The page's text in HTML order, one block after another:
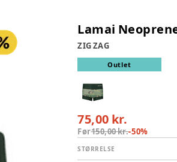
Lamai
ZIG ZAG
Outlet
75,00 kr.
Før150,00 kr.-50%
STØRRELSE